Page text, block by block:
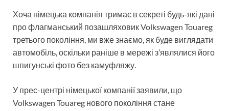
Хоча німецька компанія тримає в секреті будь-які дані
про флагманський позашляховик Volkswagen Touareg
третього покоління, ми вже знаємо, як буде виглядати
автомобіль, оскільки раніше в мережі з’являлися його
шпигунські фото без камуфляжу.
У прес-центрі німецької компанії заявили, що
Volkswagen Touareg нового покоління стане